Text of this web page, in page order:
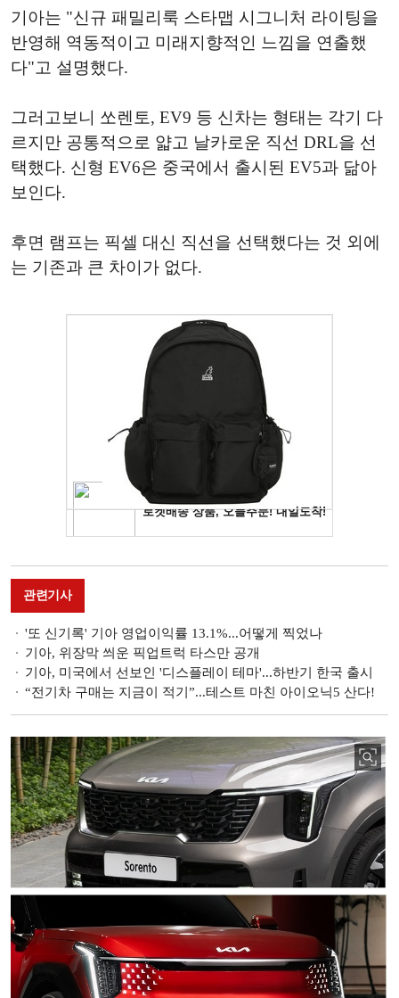
기아는 "신규 패밀리룩 스타맵 시그니처 라이팅을
반영해 역동적이고 미래지향적인 느낌을 연출했
다"고 설명했다.
그러고보니 쏘렌토, EV9 등 신차는 형태는 각기 다
르지만 공통적으로 얇고 날카로운 직선 DRL을 선
택했다. 신형 EV6은 중국에서 출시된 EV5과 닮아
보인다.
후면 램프는 픽셀 대신 직선을 선택했다는 것 외에
는 기존과 큰 차이가 없다.
관련기사
'또 신기록' 기아 영업이익률 13.1%...어떻게 찍었나
기아, 위장막 씌운 픽업트럭 타스만 공개
기아, 미국에서 선보인 '디스플레이 테마'...하반기 한국 출시
“전기차 구매는 지금이 적기”...테스트 마친 아이오닉5 산다!